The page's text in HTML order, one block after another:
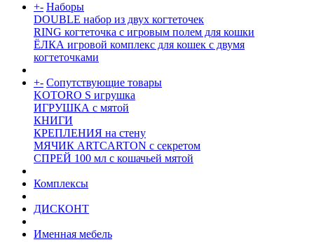
+- Наборы
DOUBLE набор из двух когтеточек
RING когтеточка c игровым полем для кошки
ЁЛКА игровой комплекс для кошек с двумя
когтеточками
+- Сопутствующие товары
KOTORO S игрушка
ИГРУШКА с мятой
КНИГИ
КРЕПЛЕНИЯ на стену
МЯЧИК ARTCARTON с секретом
СПРЕЙ 100 мл с кошачьей мятой
Комплексы
ДИСКОНТ
Именная мебель